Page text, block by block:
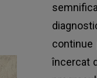
continue
încercat